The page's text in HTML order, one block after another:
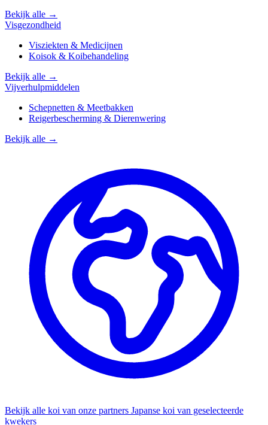
Bekijk alle →
Visgezondheid
Visziekten & Medicijnen
Koisok & Koibehandeling
Bekijk alle →
Vijverhulpmiddelen
Schepnetten & Meetbakken
Reigerbescherming & Dierenwering
Bekijk alle →
Bekijk alle koi van onze partners Japanse koi van geselecteerde
kwekers